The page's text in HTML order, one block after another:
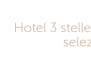
Hotel 3